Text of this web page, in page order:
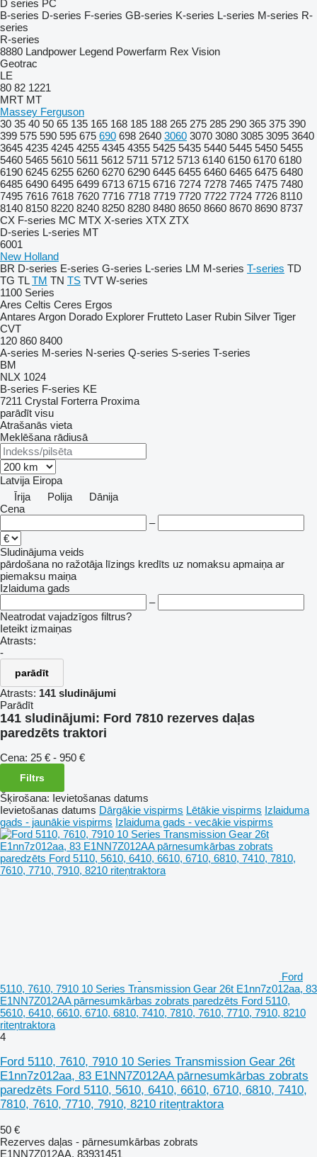
D series PC
B-series D-series F-series GB-series K-series L-series M-series R-
series
R-series
8880 Landpower Legend Powerfarm Rex Vision
Geotrac
LE
80 82 1221
MRT MT
Massey Ferguson
30 35 40 50 65 135 165 168 185 188 265 275 285 290 365 375 390
399 575 590 595 675 690 698 2640 3060 3070 3080 3085 3095 3640
3645 4235 4245 4255 4345 4355 5425 5435 5440 5445 5450 5455
5460 5465 5610 5611 5612 5711 5712 5713 6140 6150 6170 6180
6190 6245 6255 6260 6270 6290 6445 6455 6460 6465 6475 6480
6485 6490 6495 6499 6713 6715 6716 7274 7278 7465 7475 7480
7495 7616 7618 7620 7716 7718 7719 7720 7722 7724 7726 8110
8140 8150 8220 8240 8250 8280 8480 8650 8660 8670 8690 8737
CX F-series MC MTX X-series XTX ZTX
D-series L-series MT
6001
New Holland
BR D-series E-series G-series L-series LM M-series T-series TD
TG TL TM TN TS TVT W-series
1100 Series
Ares Celtis Ceres Ergos
Antares Argon Dorado Explorer Frutteto Laser Rubin Silver Tiger
CVT
120 860 8400
A-series M-series N-series Q-series S-series T-series
BM
NLX 1024
B-series F-series KE
7211 Crystal Forterra Proxima
parādīt visu
Atrašanās vieta
Meklēšana rādiusā
Latvija Eiropa
Īrija
Polija
Dānija
Cena
–
Sludinājuma veids
pārdošana no ražotāja līzings kredīts uz nomaksu apmaiņa ar
piemaksu maiņa
Izlaiduma gads
–
Neatrodat vajadzīgos filtrus?
Ieteikt izmaiņas
Atrasts:
-
parādīt
Atrasts: 141 sludinājumi
Parādīt
141 sludinājumi: Ford 7810 rezerves daļas
paredzēts traktori
Cena: 25 € - 950 €
Filtrs
Šķirošana: Ievietošanas datums
Ievietošanas datums Dārgākie vispirms Lētākie vispirms Izlaiduma
gads - jaunākie vispirms Izlaiduma gads - vecākie vispirms
Ford
5110, 7610, 7910 10 Series Transmission Gear 26t E1nn7z012aa, 83
E1NN7Z012AA pārnesumkārbas zobrats paredzēts Ford 5110,
5610, 6410, 6610, 6710, 6810, 7410, 7810, 7610, 7710, 7910, 8210
riteņtraktora
4
Ford 5110, 7610, 7910 10 Series Transmission Gear 26t
E1nn7z012aa, 83 E1NN7Z012AA pārnesumkārbas zobrats
paredzēts Ford 5110, 5610, 6410, 6610, 6710, 6810, 7410,
7810, 7610, 7710, 7910, 8210 riteņtraktora
50 €
Rezerves daļas - pārnesumkārbas zobrats
E1NN7Z012AA, 83931451